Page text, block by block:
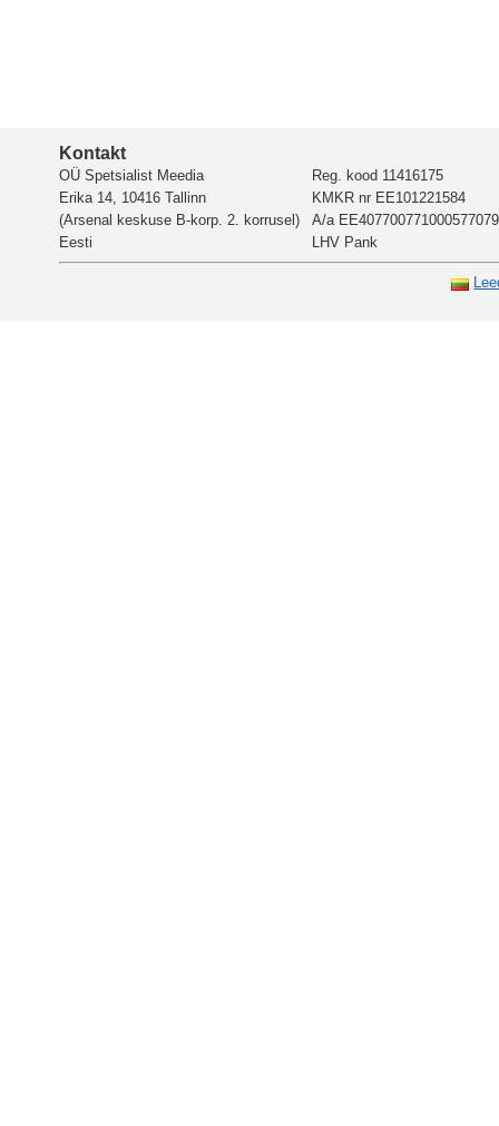
Kontakt
OÜ Spetsialist Meedia
Erika 14, 10416 Tallinn
(Arsenal keskuse B-korp. 2. korrusel)
Eesti
Reg. kood 11416175
KMKR nr EE101221584
A/a EE407700771000577079
LHV Pank